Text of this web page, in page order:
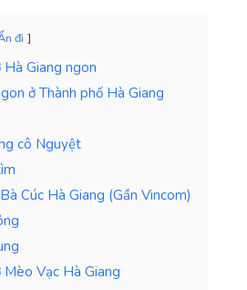
đi
Hà Giang ngon
ở Thành phố Hà Giang
cô Nguyệt
Cúc Hà Giang (Gần Vincom)
Mèo Vạc Hà Giang